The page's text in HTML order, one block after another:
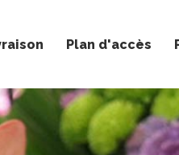
Plan d'accès